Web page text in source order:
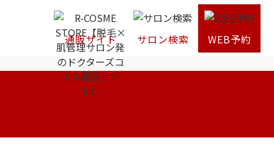
通販サイト サロン検索 WEB予約